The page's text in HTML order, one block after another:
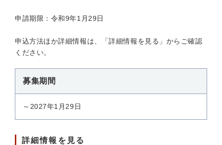
申請期限：令和9年1月29日
申込方法ほか詳細情報は、「詳細情報を見る」からご確認
ください。
募集期間
～2027年1月29日
詳細情報を見る